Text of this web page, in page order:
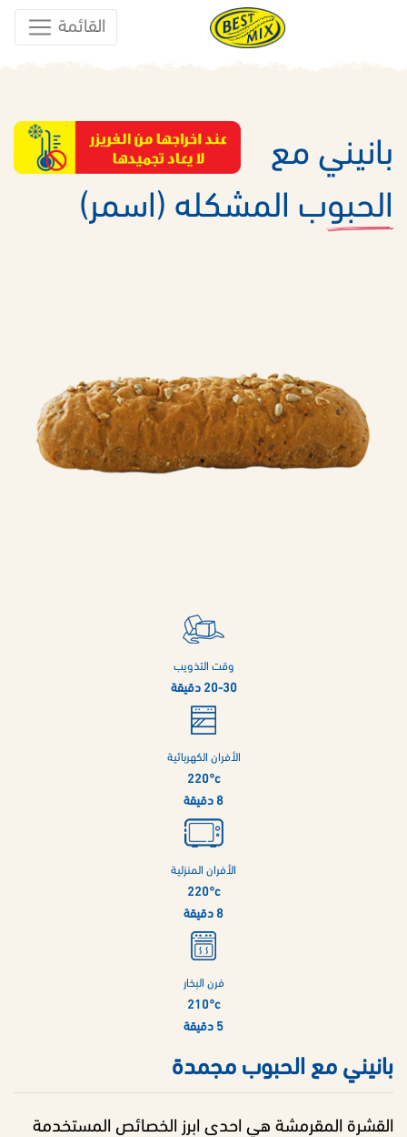
القائمة
بانيني مع
الحبوب المشكله (اسمر)
وقت التذويب
20-30 دقيقة
الأفران الكهربائية
220°c
8 دقيقة
الأفران المنزلية
220°c
8 دقيقة
فرن البخار
210°c
5 دقيقة
بانيني مع الحبوب مجمدة
القشرة المقرمشة هي احدى ابرز الخصائص المستخدمة